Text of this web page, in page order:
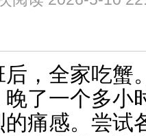
，全家吃蟹
了一个多小
的痛感。尝试